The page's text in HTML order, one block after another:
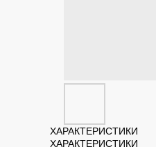
ХАРАКТЕРИСТИКИ
ХАРАКТЕРИСТИКИ